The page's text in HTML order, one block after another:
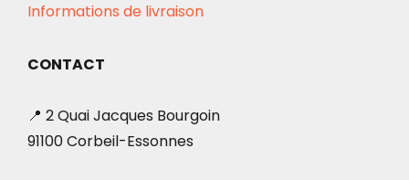
Informations de livraison
CONTACT
📍 2 Quai Jacques Bourgoin
91100 Corbeil-Essonnes